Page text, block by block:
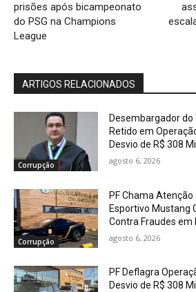
prisões após bicampeonato
do PSG na Champions
League
ARTIGOS RELACIONADOS
Corrupção
Desembargador
Retido em
Desvio de R$ 308
agosto 6, 2026
Corrupção
PF Chama Atenção
Esportivo Mustang
Contra Fraudes em
agosto 6, 2026
PF Deflagra
Desvio de R$ 308